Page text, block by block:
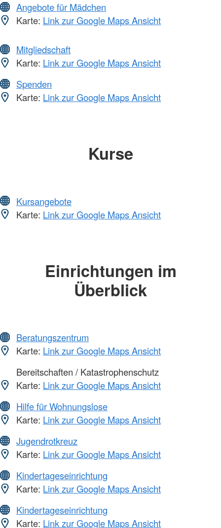
Angebote für Mädchen
Karte: Link zur Google Maps Ansicht
Mitgliedschaft
Karte: Link zur Google Maps Ansicht
Spenden
Karte: Link zur Google Maps Ansicht
Kurse
Kursangebote
Karte: Link zur Google Maps Ansicht
Einrichtungen im
Überblick
Beratungszentrum
Karte: Link zur Google Maps Ansicht
Bereitschaften / Katastrophenschutz
Karte: Link zur Google Maps Ansicht
Hilfe für Wohnungslose
Karte: Link zur Google Maps Ansicht
Jugendrotkreuz
Karte: Link zur Google Maps Ansicht
Kindertageseinrichtung
Karte: Link zur Google Maps Ansicht
Kindertageseinrichtung
Karte: Link zur Google Maps Ansicht